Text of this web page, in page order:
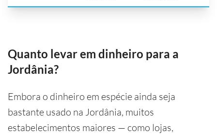
Quanto levar em dinheiro para a
Jordânia?
Embora o dinheiro em espécie ainda seja
bastante usado na Jordânia, muitos
estabelecimentos maiores — como lojas,